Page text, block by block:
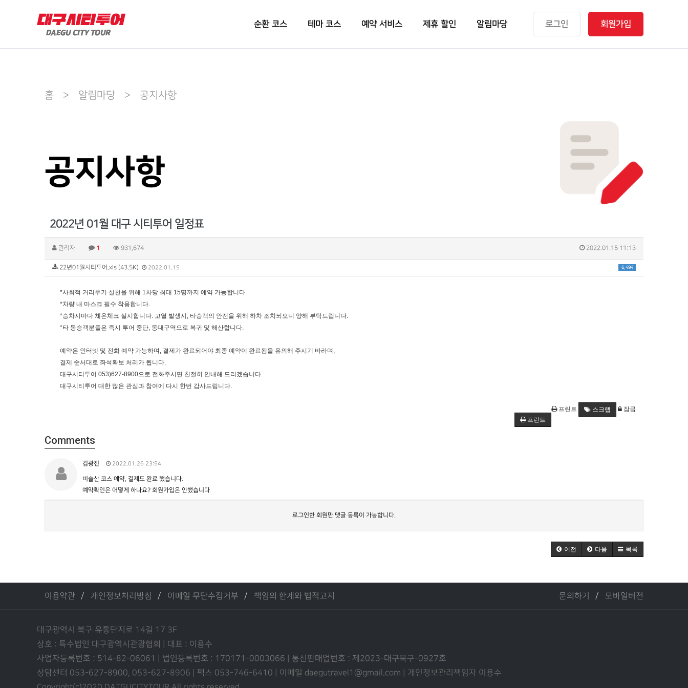
순환 코스 테마 코스 예약 서비스 제휴 할인 알림마당 로그인 회원가입
홈 > 알림마당 > 공지사항
공지사항
2022년 01월 대구 시티투어 일정표
관리자 1 931,674 2022.01.15 11:13
6,494
22년01월시티투어.xls (43.5K) 2022.01.15
*사회적 거리두기 실천을 위해 1차당 최대 15명까지 예약 가능합니다.
*차량 내 마스크 필수 착용합니다.
*승차시마다 체온체크 실시합니다. 고열 발생시, 타승객의 안전을 위해 하차 조치되오니 양해 부탁드립니다.
*타 동승객분들은 즉시 투어 중단, 동대구역으로 복귀 및 해산합니다.
예약은 인터넷 및 전화 예약 가능하며, 결제가 완료되어야 최종 예약이 완료됨을 유의해 주시기 바라며,
결제 순서대로 좌석확보 처리가 됩니다.
대구시티투어 053)627-8900으로 전화주시면 친절히 안내해 드리겠습니다.
대구시티투어 대한 많은 관심과 참여에 다시 한번 감사드립니다.
프린트 스크랩
잠금
프린트
Comments
김광진 2022.01.26 23:54
비슬산 코스 예약, 결제도 완료 했습니다.
예약확인은 어떻게 하나요? 회원가입은 안했습니다
로그인한 회원만 댓글 등록이 가능합니다.
이전 다음 목록
이용약관 개인정보처리방침 이메일 무단수집거부 책임의 한계와 법적고지 문의하기 모바일버전
대구광역시 북구 유통단지로 14길 17 3F
상호 : 특수법인 대구광역시관광협회 | 대표 : 이용수
사업자등록번호 : 514-82-06061 | 법인등록번호 : 170171-0003066 | 통신판매업번호 : 제2023-대구북구-0927호
상담센터 053-627-8900, 053-627-8906 | 팩스 053-746-6410 | 이메일 daegutravel1@gmail.com | 개인정보관리책임자 이용수